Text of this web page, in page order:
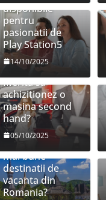
disponibile
pentru
pasionatii de
Play Station5
14/10/2025
Merita sa
achizitionez o
masina second
hand?
05/10/2025
Care sunt cele
mai bune
destinatii de
vacanta din
Romania?